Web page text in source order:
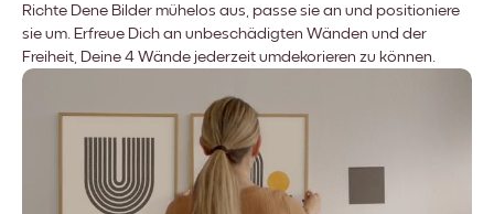
Richte Dene Bilder mühelos aus, passe sie an und positioniere
sie um. Erfreue Dich an unbeschädigten Wänden und der
Freiheit, Deine 4 Wände jederzeit umdekorieren zu können.